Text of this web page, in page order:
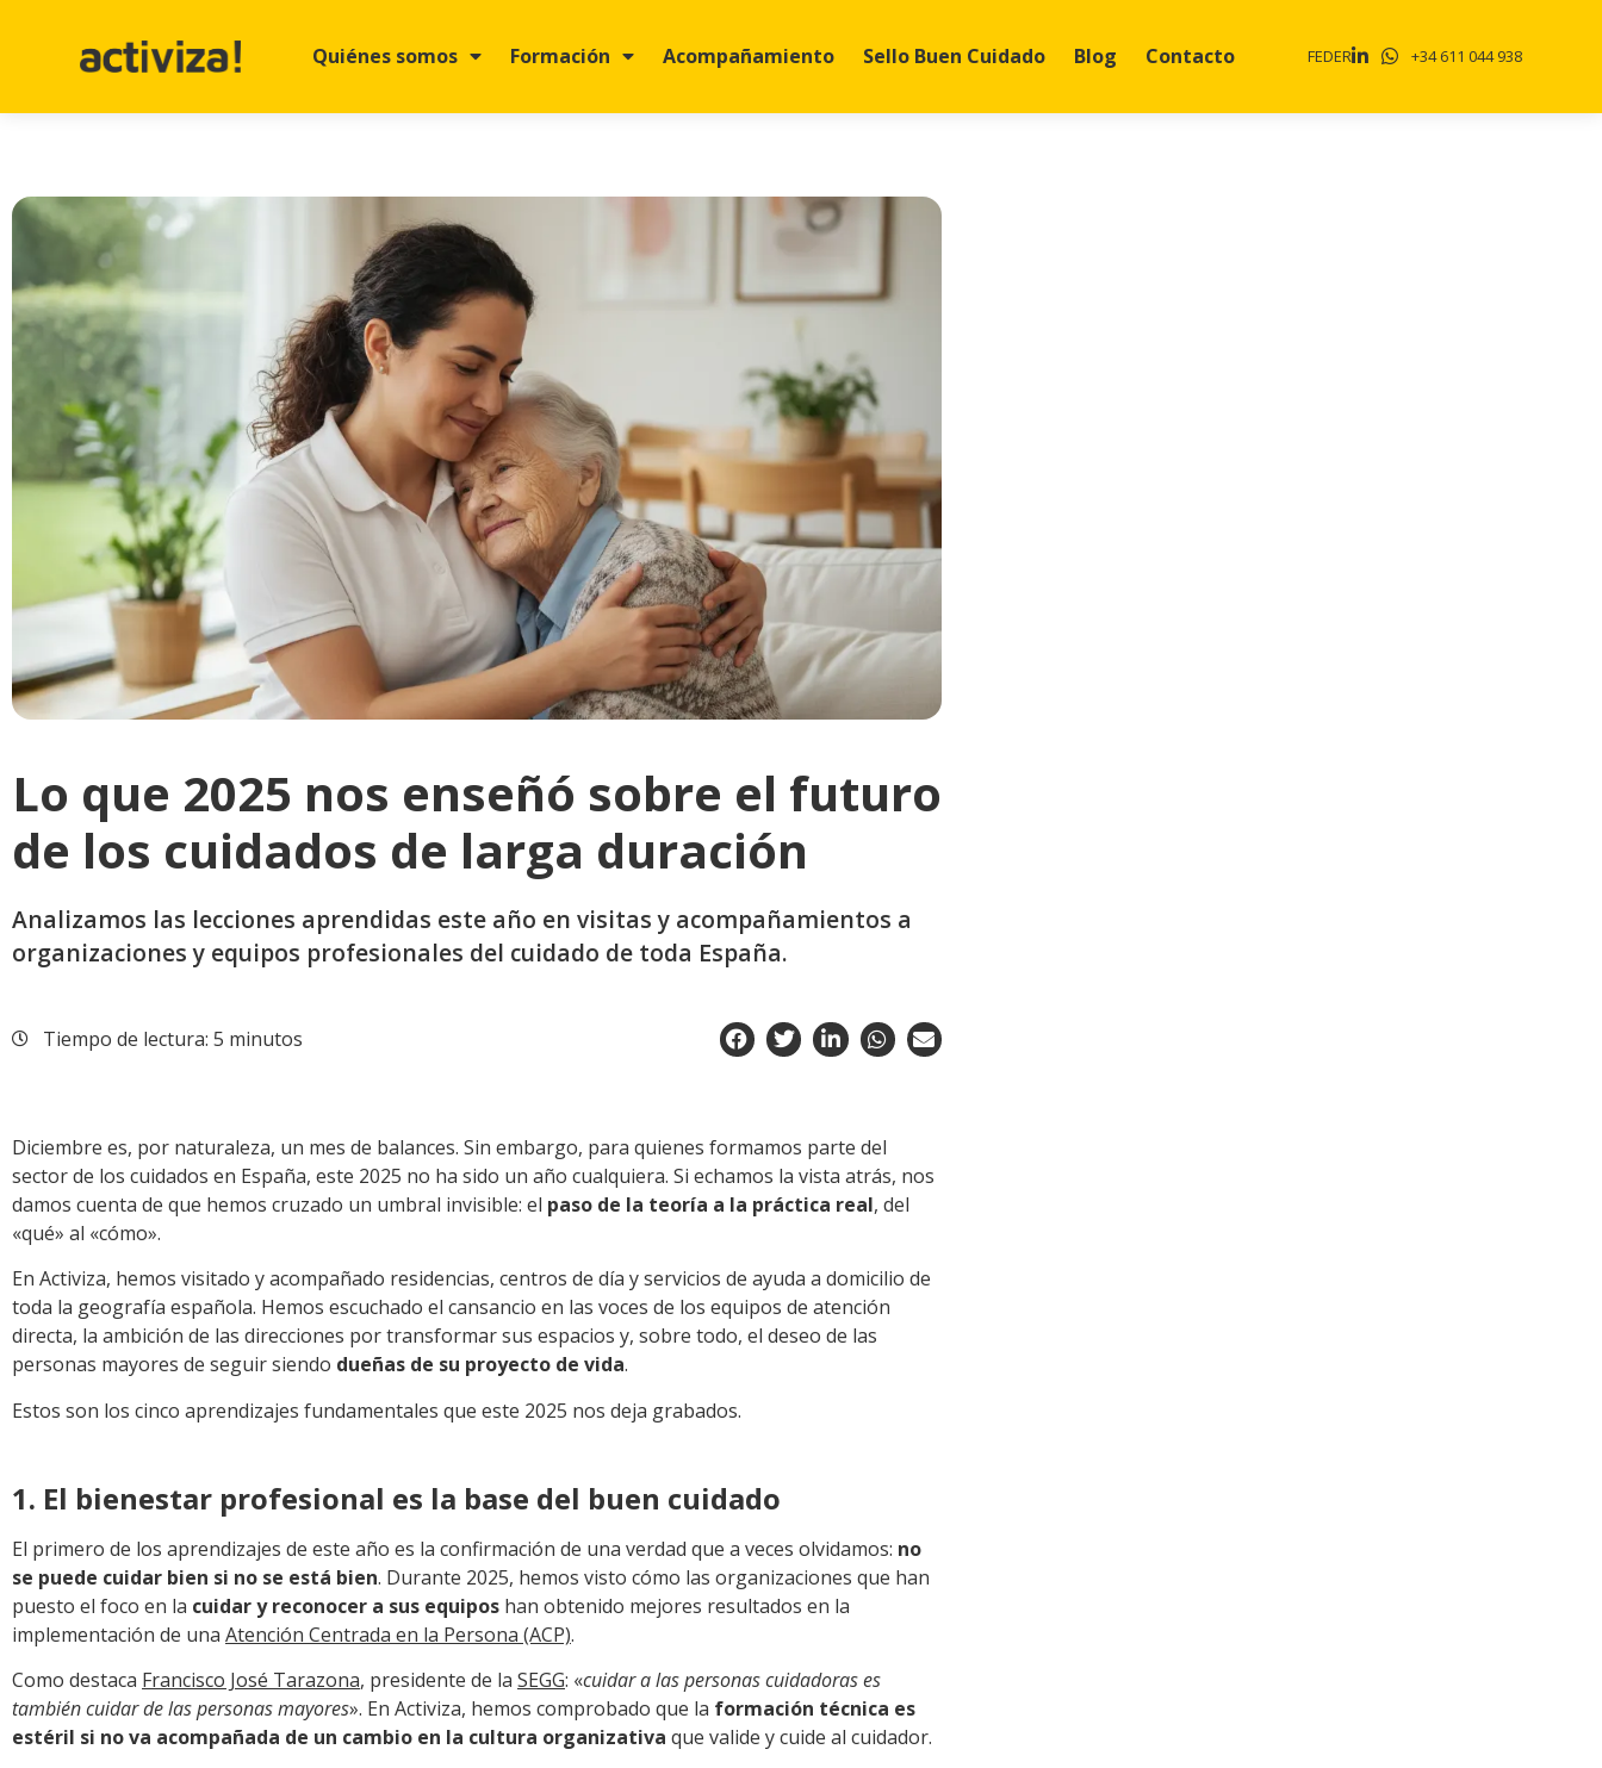
Quiénes somos Formación Acompañamiento Sello Buen Cuidado Blog Contacto FEDER +34 611 044 938
Lo que 2025 nos enseñó sobre el futuro
de los cuidados de larga duración
Analizamos las lecciones aprendidas este año en visitas y acompañamientos a
organizaciones y equipos profesionales del cuidado de toda España.
Tiempo de lectura: 5 minutos
Diciembre es, por naturaleza, un mes de balances. Sin embargo, para quienes formamos parte del
sector de los cuidados en España, este 2025 no ha sido un año cualquiera. Si echamos la vista atrás, nos
damos cuenta de que hemos cruzado un umbral invisible: el paso de la teoría a la práctica real, del
«qué» al «cómo».
En Activiza, hemos visitado y acompañado residencias, centros de día y servicios de ayuda a domicilio de
toda la geografía española. Hemos escuchado el cansancio en las voces de los equipos de atención
directa, la ambición de las direcciones por transformar sus espacios y, sobre todo, el deseo de las
personas mayores de seguir siendo dueñas de su proyecto de vida.
Estos son los cinco aprendizajes fundamentales que este 2025 nos deja grabados.
1. El bienestar profesional es la base del buen cuidado
El primero de los aprendizajes de este año es la confirmación de una verdad que a veces olvidamos: no
se puede cuidar bien si no se está bien. Durante 2025, hemos visto cómo las organizaciones que han
puesto el foco en la cuidar y reconocer a sus equipos han obtenido mejores resultados en la
implementación de una Atención Centrada en la Persona (ACP).
Como destaca Francisco José Tarazona, presidente de la SEGG: «cuidar a las personas cuidadoras es
también cuidar de las personas mayores». En Activiza, hemos comprobado que la formación técnica es
estéril si no va acompañada de un cambio en la cultura organizativa que valide y cuide al cuidador.